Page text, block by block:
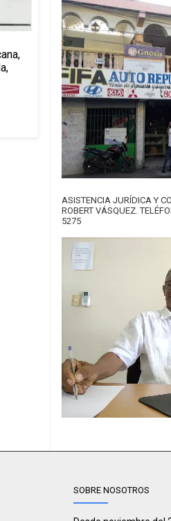
ASISTENCIA JURÍDICA Y
ROBERT VÁSQUEZ.
5275
SOBRE NOSOTROS